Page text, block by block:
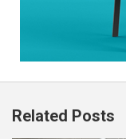
Related Posts